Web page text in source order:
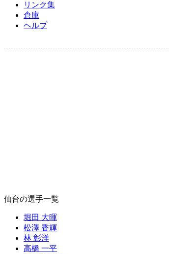
リンク集
倉庫
ヘルプ
仙台の選手一覧
堀田 大暉
松澤 香輝
林 彰洋
高橋 一平